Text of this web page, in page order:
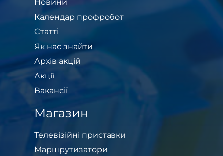
Новини
Календар профробот
Cтатті
Як нас знайти
Архів акцій
Акції
Вакансії
Магазин
Телевізійні приставки
Маршрутизатори